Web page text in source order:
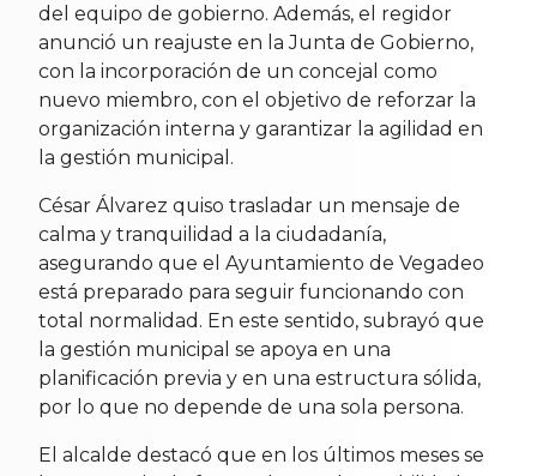
del equipo de gobierno. Además, el regidor
anunció un reajuste en la Junta de Gobierno,
con la incorporación de un concejal como
nuevo miembro, con el objetivo de reforzar la
organización interna y garantizar la agilidad en
la gestión municipal.
César Álvarez quiso trasladar un mensaje de
calma y tranquilidad a la ciudadanía,
asegurando que el Ayuntamiento de Vegadeo
está preparado para seguir funcionando con
total normalidad. En este sentido, subrayó que
la gestión municipal se apoya en una
planificación previa y en una estructura sólida,
por lo que no depende de una sola persona.
El alcalde destacó que en los últimos meses se